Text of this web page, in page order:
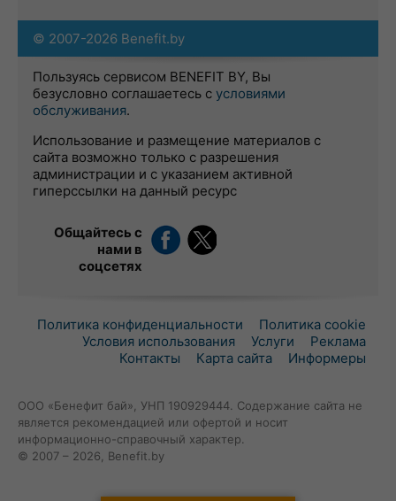
© 2007-2026 Benefit.by
Пользуясь сервисом BENEFIT BY, Вы
безусловно соглашаетесь с условиями
обслуживания.
Использование и размещение материалов с
сайта возможно только с разрешения
администрации и с указанием активной
гиперссылки на данный ресурс
Общайтесь с
нами в
соцсетях
Политика конфиденциальности
Политика cookie
Условия использования
Услуги
Реклама
Контакты
Карта сайта Информеры
ООО «Бенефит бай», УНП 190929444. Содержание сайта не
является рекомендацией или офертой и носит
информационно-справочный характер.
© 2007 – 2026, Benefit.by